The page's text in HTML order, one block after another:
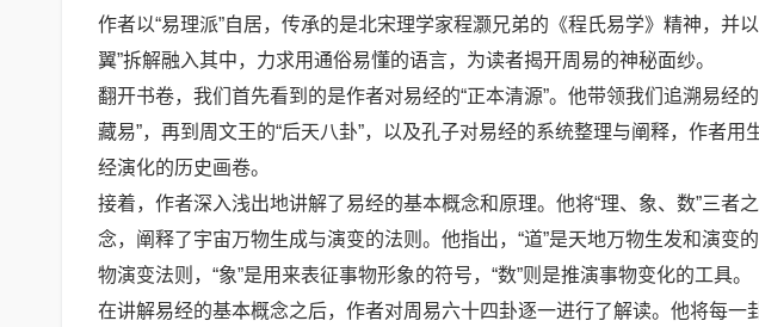
作者以“易理派”自居，传承的是北宋理学家程灏兄弟的《程氏易学》精神，并
翼”拆解融入其中，力求用通俗易懂的语言，为读者揭开周易的神秘面纱。
翻开书卷，我们首先看到的是作者对易经的“正本清源”。他带领我们追溯易经
藏易”，再到周文王的“后天八卦”，以及孔子对易经的系统整理与阐释，作者
经演化的历史画卷。
接着，作者深入浅出地讲解了易经的基本概念和原理。他将“理、象、数”三者
念，阐释了宇宙万物生成与演变的法则。他指出，“道”是天地万物生发和演变
物演变法则，“象”是用来表征事物形象的符号，“数”则是推演事物变化的工具。
在讲解易经的基本概念之后，作者对周易六十四卦逐一进行了解读。他将每一